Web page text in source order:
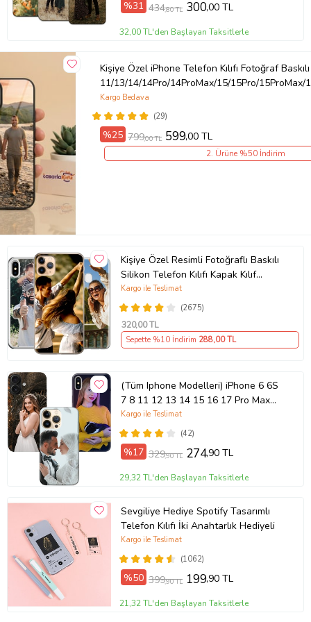
Ürün Kodu:kcm33289648
%31 434,80 TL 300,00 TL
32,00 TL'den Başlayan Taksitlerle
Kişiye Özel iPhone Telefon Kılıfı Fotoğraf Baskılı
11/13/14/14Pro/14ProMax/15/15Pro/
(29)
Kargo Bedava
%25 799,00 TL 599,00 TL
2. Ürüne %50 İndirim
Kişiye Özel Resimli Fotoğraflı Baskılı
Silikon Telefon Kılıfı Kapak Kılıf
(Telefon Modelleri Açıklamada)
(2675)
Kargo ile Teslimat
320,00 TL
Sepette %10 İndirim 288,00 TL
(Tüm Iphone Modelleri) iPhone 6 6S
7 8 11 12 13 14 15 16 17 Pro Max
Plus Mini Kişiye Özel Resimli
Fotoğraflı Kılıf(42)
Kargo ile Teslimat
%17 329,90 TL 274,90 TL
29,32 TL'den Başlayan Taksitlerle
Sevgiliye Hediye Spotify Tasarımlı
Telefon Kılıfı İki Anahtarlık Hediyeli
(1062)
Kargo ile Teslimat
%50 399,90 TL 199,90 TL
21,32 TL'den Başlayan Taksitlerle